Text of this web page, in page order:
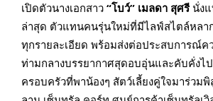
เปิดตัวนางเอกสาว “โบว์” เมลดา สุศรีนั่งแ
ล่าสุด ตัวแทนคนรุ่นใหม่ที่มีไลฟ์สไตล์หลา
ทุกรายละเอียด พร้อมส่งต่อประสบการณ์ค
ท่ามกลางบรรยากาศสุดอบอุ่นและคับคั่งไ
ครอบครัวที่พาน้องๆ สัตว์เลี้ยงคู่ใจมาร่วม